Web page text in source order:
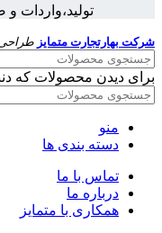
تولید،واردات و
شرکت بهارتجارت متمایز
برای دیدن محصولات که
منو
دسته بندی ها
تماس با ما
درباره ما
همکاری با متمایز